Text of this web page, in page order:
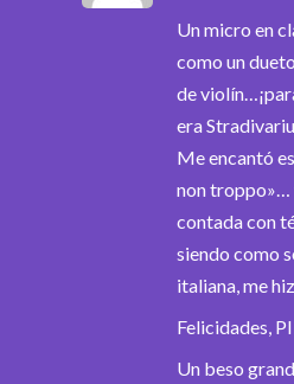
Un micro en
como un
de
era
Me encantó
non troppo»…
contada con
siendo como
italiana, me
Felicidades,
Un beso